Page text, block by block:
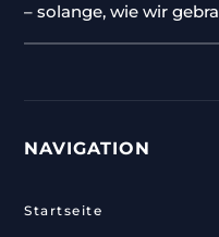
– solange, wie wir
NAVIGATION
Startseite